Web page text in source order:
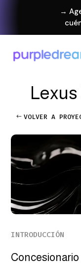
→
VOLVER A
INTRODUCCIÓN